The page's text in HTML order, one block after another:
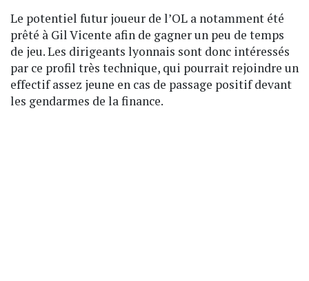
Le potentiel futur joueur de l’OL a notamment été
prêté à Gil Vicente afin de gagner un peu de temps
de jeu. Les dirigeants lyonnais sont donc intéressés
par ce profil très technique, qui pourrait rejoindre un
effectif assez jeune en cas de passage positif devant
les gendarmes de la finance.